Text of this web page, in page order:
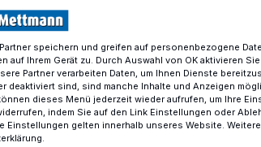
nicht geleerte Mülltonnen
die Lösung?
speichern und greifen auf personenbezogene
auf Ihrem Gerät zu. Durch Auswahl von OK aktivieren
Partner verarbeiten Daten, um Ihnen Dienste
deaktiviert sind, sind manche Inhalte und Anzeigen
dieses Menü jederzeit wieder aufrufen, um Ihre
indem Sie auf den Link Einstellungen oder
Einstellungen gelten innerhalb unseres Website.